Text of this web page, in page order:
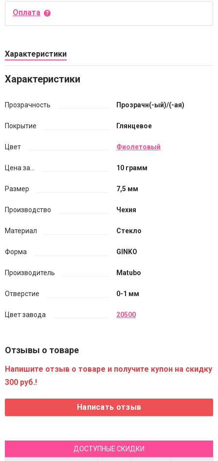
Оплата
Характеристики
Характеристики
Прозрачность Прозрачн(-ый)/(-ая)
Покрытие Глянцевое
Цвет Фиолетовый
Цена за... 10 грамм
Размер 7,5 мм
Производство Чехия
Материал Стекло
Форма GINKO
Производитель Matubo
Отверстие 0-1 мм
Цвет завода 20500
Отзывы о товаре
Напишите отзыв о товаре и получите купон на скидку
300 руб.!
ДОСТУПНЫЕ СКИДКИ